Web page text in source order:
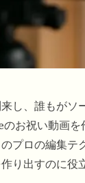
し、誰もがソ
お祝い動画を
プロの編集テ
り出すのに役